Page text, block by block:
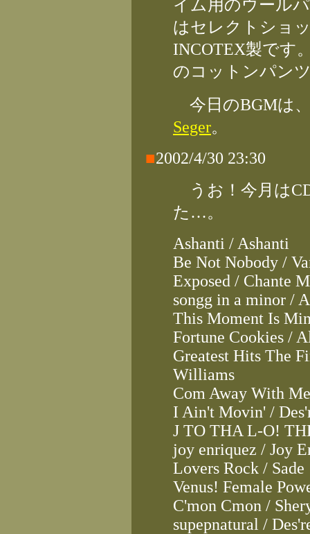
イム用のウール
はセレクトショ
INCOTEX製です
のコットンパン
今日のBGMは
Seger。
■2002/4/30 23:30
うお！今月は
た…。
Ashanti / Ashanti
Be Not Nobody /
Exposed / Chante
songg in a minor /
This Moment Is
Fortune Cookies /
Greatest Hits The
Williams
Com Away With
I Ain't Movin' /
J TO THA L-O!
joy enriquez / Joy
Lovers Rock / Sade
Venus! Female
C'mon Cmon /
supepnatural /